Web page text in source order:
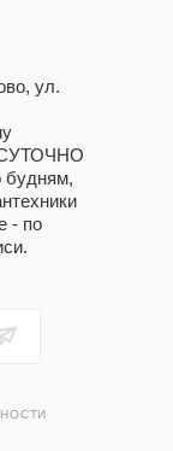
ул.
будням,
- по